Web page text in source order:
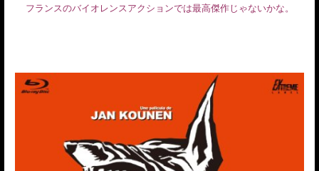
フランスのバイオレンスアクションでは最高傑作じゃないかな。